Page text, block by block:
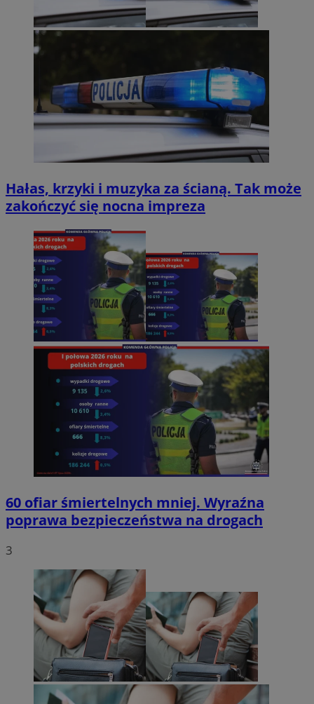
Hałas, krzyki i muzyka za ścianą. Tak może
zakończyć się nocna impreza
60 ofiar śmiertelnych mniej. Wyraźna
poprawa bezpieczeństwa na drogach
3